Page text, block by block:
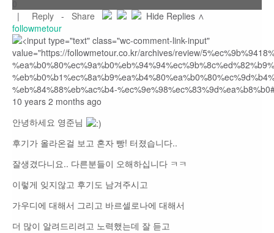
|
Reply - Share
Hide Replies ∧
followmetour
10 years 2 months ago
안녕하세요 영준님
후기가 올라온걸 보고 혼자 빵! 터졌습니다..
잘생겼다니요.. 다른분들이 오해하십니다 ㅋㅋ
이렇게 잊지않고 후기도 남겨주시고
가우디에 대해서 그리고 바르셀로나에 대해서
더 많이 알려드리려고 노력했는데 잘 듣고